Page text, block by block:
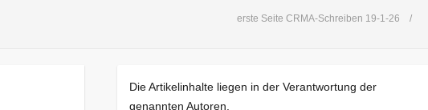
erste Seite CRMA-Schreiben 19-1-26
Die Artikelinhalte liegen in der Verantwortung der
genannten Autoren.